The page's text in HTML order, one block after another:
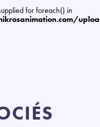
for foreach() in